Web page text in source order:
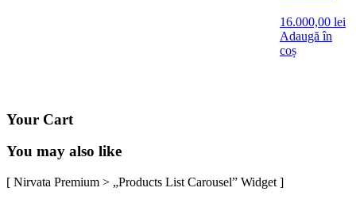
16.000,00 lei
Adaugă în
coș
Your Cart
You may also like
[ Nirvata Premium > „Products List Carousel” Widget ]